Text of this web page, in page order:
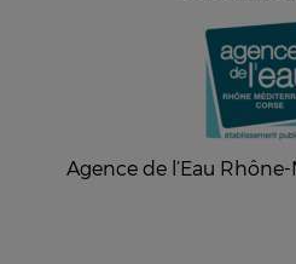
Agence de l’Eau